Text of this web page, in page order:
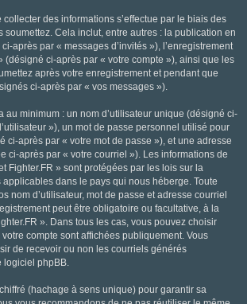
des informations s’effectue par le biais des
soumettez. Cela inclut, entre autres : la publication en
après par « messages d’invités »), l’enregistrement
(désigné ci-après par « votre compte »), ainsi que les
après votre enregistrement et pendant que
ci-après par « vos messages »).
au minimum : un nom d’utilisateur unique (désigné ci-
»), un mot de passe personnel utilisé pour
ci-après par « votre mot de passe »), et une adresse
ci-après par « votre courriel »). Les informations de
Fighter.FR » sont protégées par les lois sur la
dans le pays qui nous héberge. Toute
nom d’utilisateur, mot de passe et adresse courriel
peut être obligatoire ou facultative, à la
». Dans tous les cas, vous pouvez choisir
compte sont affichées publiquement. Vous
de recevoir ou non les courriels générés
logiciel phpBB.
(hachage à sens unique) pour garantir sa